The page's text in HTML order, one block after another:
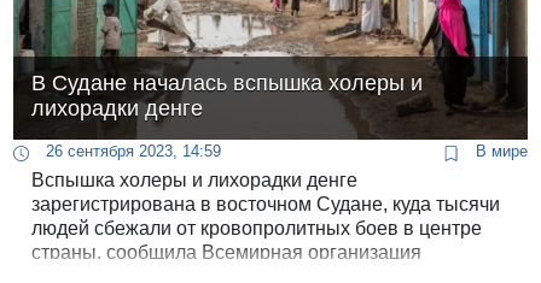
В Судане началась вспышка холеры и
лихорадки денге
26 сентября 2023, 14:59 В мире
Вспышка холеры и лихорадки денге
зарегистрирована в восточном Судане, куда тысячи
людей сбежали от кровопролитных боев в центре
страны, сообщила Всемирная организация